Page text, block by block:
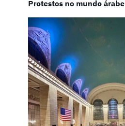
Protestos no mundo árabe